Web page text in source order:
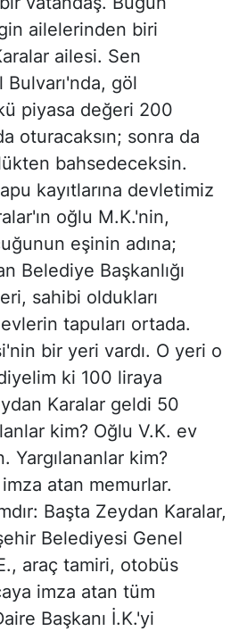
ailelerinden biri
ailesi. Sen
göl
piyasa değeri 200
oturacaksın; sonra da
bahsedeceksin.
kayıtlarına devletimiz
oğlu M.K.'nin,
eşinin adına;
Belediye Başkanlığı
sahibi oldukları
tapuları ortada.
bir yeri vardı. O yeri o
ki 100 liraya
Karalar geldi 50
kim? Oğlu V.K. ev
Yargılananlar kim?
atan memurlar.
Başta Zeydan Karalar,
Belediyesi Genel
araç tamiri, otobüs
imza atan tüm
Başkanı İ.K.'yi